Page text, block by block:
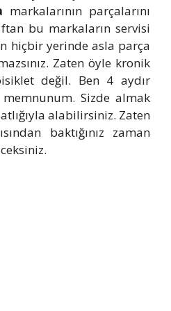
markalarının parçalarını
bu markaların servisi
hiçbir yerinde asla parça
Zaten öyle kronik
değil. Ben 4 aydır
Sizde almak
alabilirsiniz. Zaten
baktığınız zaman